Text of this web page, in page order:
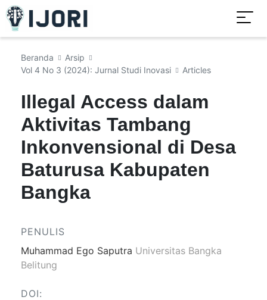
Beranda
Arsip
Vol 4 No 3 (2024): Jurnal Studi Inovasi
Articles
Illegal Access dalam
Aktivitas Tambang
Inkonvensional di Desa
Baturusa Kabupaten
Bangka
PENULIS
Muhammad Ego Saputra Universitas Bangka
Belitung
DOI: